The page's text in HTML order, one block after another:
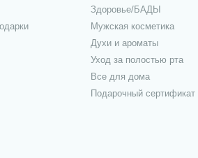
Здоровье/БАДЫ
Мужская косметика
Духи и ароматы
Уход за полостью рта
Все для дома
Подарочный сертификат